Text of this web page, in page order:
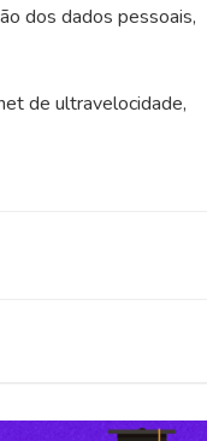
dos dados pessoais,
de ultravelocidade,